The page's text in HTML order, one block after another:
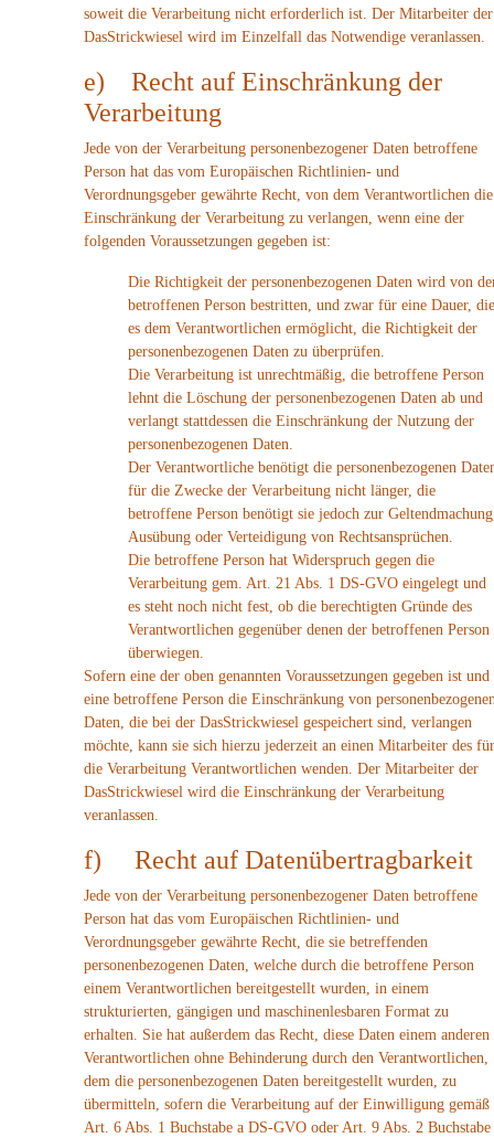
soweit die Verarbeitung nicht erforderlich ist. Der Mitarbeiter der
DasStrickwiesel wird im Einzelfall das Notwendige veranlassen.
e) Recht auf Einschränkung der
Verarbeitung
Jede von der Verarbeitung personenbezogener Daten betroffene
Person hat das vom Europäischen Richtlinien- und
Verordnungsgeber gewährte Recht, von dem Verantwortlichen die
Einschränkung der Verarbeitung zu verlangen, wenn eine der
folgenden Voraussetzungen gegeben ist:
Die Richtigkeit der personenbezogenen Daten wird von
betroffenen Person bestritten, und zwar für eine Dauer, die
es dem Verantwortlichen ermöglicht, die Richtigkeit der
personenbezogenen Daten zu überprüfen.
Die Verarbeitung ist unrechtmäßig, die betroffene Person
lehnt die Löschung der personenbezogenen Daten ab und
verlangt stattdessen die Einschränkung der Nutzung der
personenbezogenen Daten.
Der Verantwortliche benötigt die personenbezogenen
für die Zwecke der Verarbeitung nicht länger, die
betroffene Person benötigt sie jedoch zur
Ausübung oder Verteidigung von Rechtsansprüchen.
Die betroffene Person hat Widerspruch gegen die
Verarbeitung gem. Art. 21 Abs. 1 DS-GVO eingelegt und
es steht noch nicht fest, ob die berechtigten Gründe des
Verantwortlichen gegenüber denen der betroffenen Person
überwiegen.
Sofern eine der oben genannten Voraussetzungen gegeben ist und
eine betroffene Person die Einschränkung von
Daten, die bei der DasStrickwiesel gespeichert sind, verlangen
möchte, kann sie sich hierzu jederzeit an einen Mitarbeiter des für
die Verarbeitung Verantwortlichen wenden. Der Mitarbeiter der
DasStrickwiesel wird die Einschränkung der Verarbeitung
veranlassen.
f) Recht auf Datenübertragbarkeit
Jede von der Verarbeitung personenbezogener Daten betroffene
Person hat das vom Europäischen Richtlinien- und
Verordnungsgeber gewährte Recht, die sie betreffenden
personenbezogenen Daten, welche durch die betroffene Person
einem Verantwortlichen bereitgestellt wurden, in einem
strukturierten, gängigen und maschinenlesbaren Format zu
erhalten. Sie hat außerdem das Recht, diese Daten einem anderen
Verantwortlichen ohne Behinderung durch den Verantwortlichen,
dem die personenbezogenen Daten bereitgestellt wurden, zu
übermitteln, sofern die Verarbeitung auf der Einwilligung gemäß
Art. 6 Abs. 1 Buchstabe a DS-GVO oder Art. 9 Abs. 2 Buchstabe